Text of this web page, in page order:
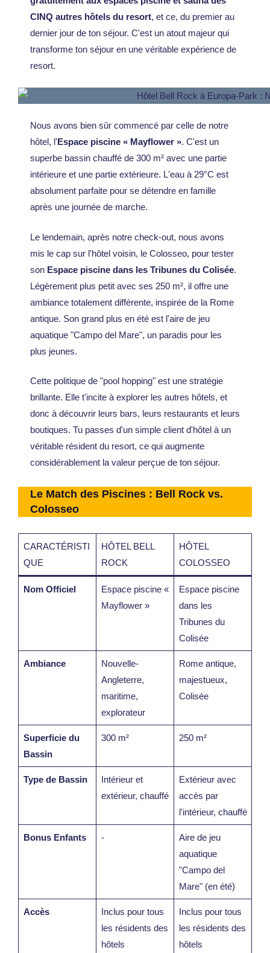
CINQ autres hôtels du resort, et ce, du premier au
dernier jour de ton séjour. C'est un atout majeur qui
transforme ton séjour en une véritable expérience de
resort.
Nous avons bien sûr commencé par celle de notre
hôtel, l'Espace piscine « Mayflower ». C'est un
superbe bassin chauffé de 300 m² avec une partie
intérieure et une partie extérieure. L'eau à 29°C est
absolument parfaite pour se détendre en famille
après une journée de marche.
Le lendemain, après notre check-out, nous avons
mis le cap sur l'hôtel voisin, le Colosseo, pour tester
son Espace piscine dans les Tribunes du Colisée.
Légèrement plus petit avec ses 250 m², il offre une
ambiance totalement différente, inspirée de la Rome
antique. Son grand plus en été est l'aire de jeu
aquatique "Campo del Mare", un paradis pour les
plus jeunes.
Cette politique de "pool hopping" est une stratégie
brillante. Elle t'incite à explorer les autres hôtels, et
donc à découvrir leurs bars, leurs restaurants et leurs
boutiques. Tu passes d'un simple client d'hôtel à un
véritable résident du resort, ce qui augmente
considérablement la valeur perçue de ton séjour.
Le Match des Piscines : Bell Rock vs.
Colosseo
CARACTÉRISTI
QUE
HÔTEL BELL
ROCK
HÔTEL
COLOSSEO
Nom Officiel
Espace piscine «
Mayflower »
Espace piscine
dans les
Tribunes du
Colisée
Ambiance
Nouvelle-
Angleterre,
maritime,
explorateur
Rome antique,
majestueux,
Colisée
Superficie du
Bassin
300 m² 250 m²
Type de Bassin
Intérieur et
extérieur, chauffé
Extérieur avec
accès par
l'intérieur, chauffé
Bonus Enfants -
Aire de jeu
aquatique
"Campo del
Mare" (en été)
Accès
Inclus pour tous
les résidents des
hôtels
Inclus pour tous
les résidents des
hôtels